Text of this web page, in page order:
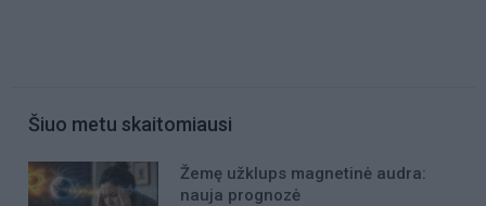
Šiuo metu skaitomiausi
Žemę užklups magnetinė audra:
nauja prognozė